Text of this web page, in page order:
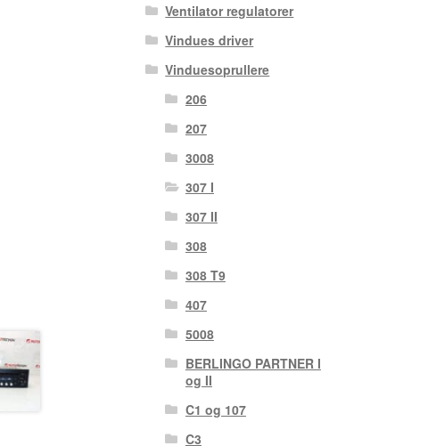
Ventilator regulatorer
Vindues driver
Vinduesoprullere
206
207
3008
307 I
307 II
308
308 T9
407
5008
BERLINGO PARTNER I
og II
C1 og 107
C3